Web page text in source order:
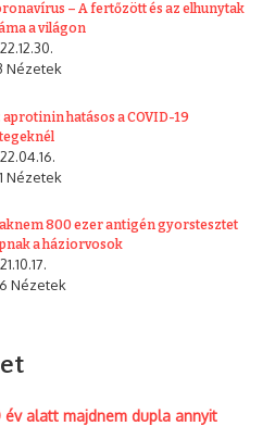
– A fertőzött és az elhunytak
a világon
Nézetek
aprotinin hatásos a COVID-19
Nézetek
800 ezer antigén gyorstesztet
a háziorvosok
Nézetek
év alatt majdnem dupla annyit